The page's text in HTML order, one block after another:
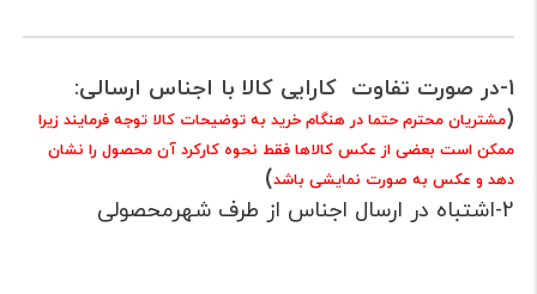
1-در صورت تفاوت کارایی کالا با اجناس ارسالی:
(مشتریان محترم حتما در هنگام خرید به توضیحات کالا توجه فرمایند زیرا
ممکن است بعضی از عکس کالاها فقط نحوه کارکرد آن محصول را نشان
دهد و عکس به صورت نمایشی باشد)
2-اشتباه در ارسال اجناس از طرف شهرمحصولی